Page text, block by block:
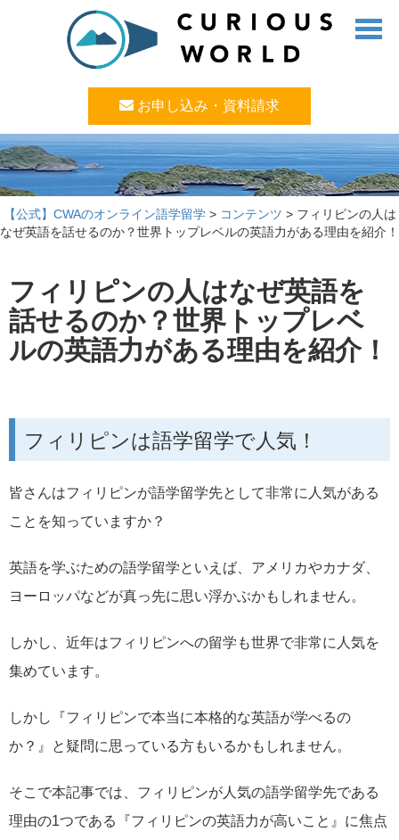
お申し込み・資料請求
【公式】CWAのオンライン語学留学> コンテンツ > フィリピンの人は
なぜ英語を話せるのか？世界トップレベルの英語力がある理由を紹介！
フィリピンの人はなぜ英語を
話せるのか？世界トップレベ
ルの英語力がある理由を紹介！
フィリピンは語学留学で人気！
皆さんはフィリピンが語学留学先として非常に人気がある
ことを知っていますか？
英語を学ぶための語学留学といえば、アメリカやカナダ、
ヨーロッパなどが真っ先に思い浮かぶかもしれません。
しかし、近年はフィリピンへの留学も世界で非常に人気を
集めています。
しかし『フィリピンで本当に本格的な英語が学べるの
か？』と疑問に思っている方もいるかもしれません。
そこで本記事では、フィリピンが人気の語学留学先である
理由の1つである『フィリピンの英語力が高いこと』に焦点